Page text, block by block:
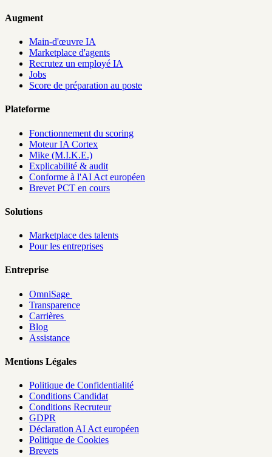
Augment
Main-d'œuvre IA
Marketplace d'agents
Recrutez un employé IA
Jobs
Score de préparation au poste
Plateforme
Fonctionnement du scoring
Moteur IA Cortex
Mike (M.I.K.E.)
Explicabilité & audit
Conforme à l'AI Act européen
Brevet PCT en cours
Solutions
Marketplace des talents
Pour les entreprises
Entreprise
OmniSage
Transparence
Carrières
Blog
Assistance
Mentions Légales
Politique de Confidentialité
Conditions Candidat
Conditions Recruteur
GDPR
Déclaration AI Act européen
Politique de Cookies
Brevets